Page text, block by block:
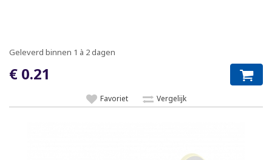
Geleverd binnen 1 à 2 dagen
€ 0.21
Favoriet Vergelijk